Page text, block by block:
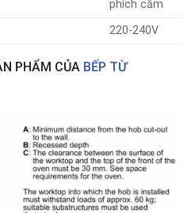
phích cắm
220-240V
PHẨM CỦA BẾP TỪ